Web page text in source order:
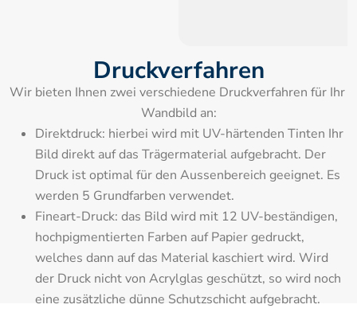
Druckverfahren
Wir bieten Ihnen zwei verschiedene Druckverfahren für Ihr
Wandbild an:
Direktdruck: hierbei wird mit UV-härtenden Tinten Ihr
Bild direkt auf das Trägermaterial aufgebracht. Der
Druck ist optimal für den Aussenbereich geeignet. Es
werden 5 Grundfarben verwendet.
Fineart-Druck: das Bild wird mit 12 UV-beständigen,
hochpigmentierten Farben auf Papier gedruckt,
welches dann auf das Material kaschiert wird. Wird
der Druck nicht von Acrylglas geschützt, so wird noch
eine zusätzliche dünne Schutzschicht aufgebracht.